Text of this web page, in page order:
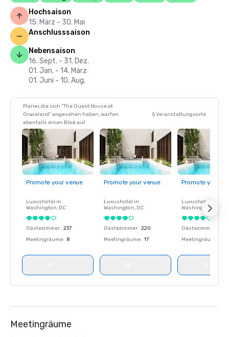
Hochsaison
15. März - 30. Mai
Anschlusssaison
Nebensaison
16. Sept. - 31. Dez.
01. Jan. - 14. März
01. Juni - 10. Aug.
Planer, die sich "The Guest House at
Graceland" angesehen haben, warfen
ebenfalls einen Blick auf
5 Veranstaltungsorte
Promote your venue
Luxushotel in
Washington, DC
Gästezimmer: 237
Meetingräume: 8
Promote your venue
Luxushotel in
Washington, DC
Gästezimmer: 220
Meetingräume: 17
Promote your
Luxushotel in
Washington
Gästezimmer
Meetingräume
Meetingräume